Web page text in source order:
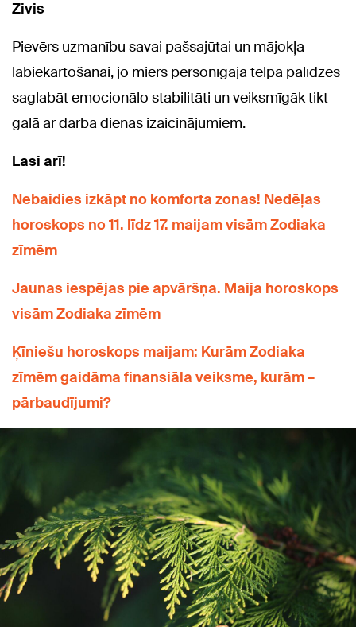
Zivis
Pievērs uzmanību savai pašsajūtai un mājokļa
labiekārtošanai, jo miers personīgajā telpā palīdzēs
saglabāt emocionālo stabilitāti un veiksmīgāk tikt
galā ar darba dienas izaicinājumiem.
Lasi arī!
Nebaidies izkāpt no komforta zonas! Nedēļas
horoskops no 11. līdz 17. maijam visām Zodiaka
zīmēm
Jaunas iespējas pie apvāršņa. Maija horoskops
visām Zodiaka zīmēm
Ķīniešu horoskops maijam: Kurām Zodiaka
zīmēm gaidāma finansiāla veiksme, kurām –
pārbaudījumi?